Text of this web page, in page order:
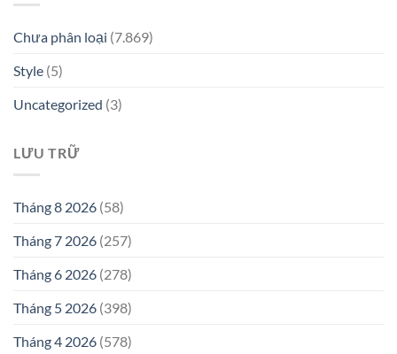
Chưa phân loại (7.869)
Style (5)
Uncategorized (3)
LƯU TRỮ
Tháng 8 2026 (58)
Tháng 7 2026 (257)
Tháng 6 2026 (278)
Tháng 5 2026 (398)
Tháng 4 2026 (578)